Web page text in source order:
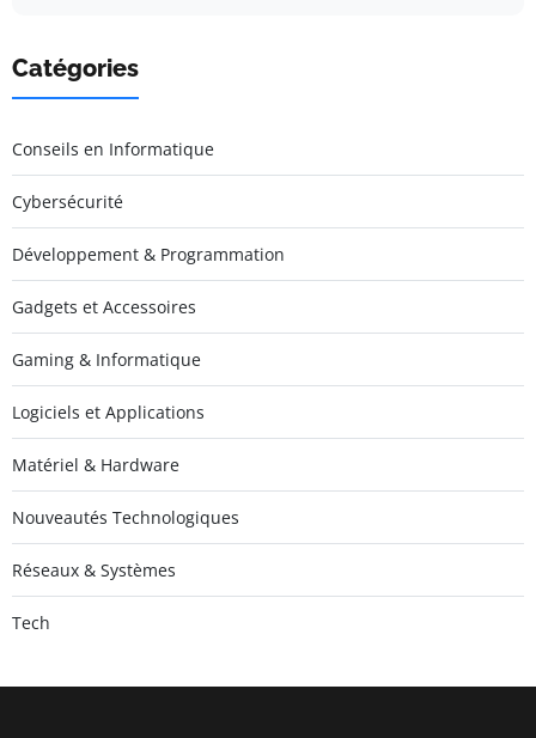
Catégories
Conseils en Informatique
Cybersécurité
Développement & Programmation
Gadgets et Accessoires
Gaming & Informatique
Logiciels et Applications
Matériel & Hardware
Nouveautés Technologiques
Réseaux & Systèmes
Tech